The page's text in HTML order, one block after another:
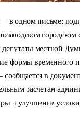
в одном письме:
местной
формы временного
сообщается в
расчетам
и улучшение